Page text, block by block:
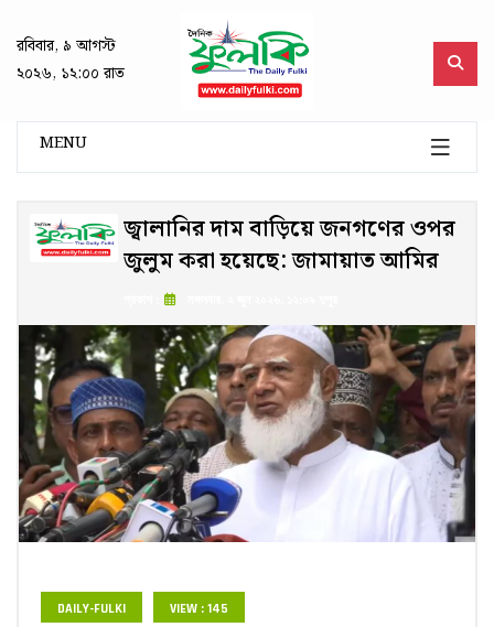
রবিবার, ৯ আগস্ট
২০২৬, ১২:০০ রাত
MENU
জ্বালানির দাম বাড়িয়ে জনগণের ওপর
জুলুম করা হয়েছে: জামায়াত আমির
DAILY-FULKI VIEW : 145